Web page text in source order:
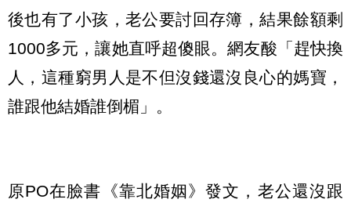
後也有了小孩，老公要討回存簿，結果餘額剩
1000多元，讓她直呼超傻眼。網友酸「趕快換
人，這種窮男人是不但沒錢還沒良心的媽寶，
誰跟他結婚誰倒楣」。
原PO在臉書《靠北婚姻》發文，老公還沒跟